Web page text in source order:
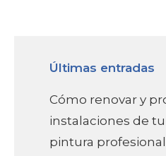
Últimas entradas
Cómo renovar y
instalaciones de
pintura profesional